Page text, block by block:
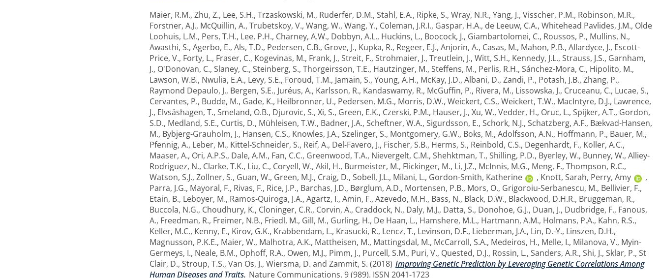
Maier, R.M., Zhu, Z., Lee, S.H., Trzaskowski, M., Ruderfer, D.M., Stahl, E.A., Ripke, S., Wray, N.R., Yang, J., Visscher, P.M., Robinson, M.R.,
Forstner, A.J., McQuillin, A., Trubetskoy, V., Wang, W., Wang, Y., Coleman, J.R.I., Gaspar, H.A., de Leeuw, C.A., Whitehead Pavlides, J.M., Olde
Loohuis, L.M., Pers, T.H., Lee, P.H., Charney, A.W., Dobbyn, A.L., Huckins, L., Boocock, J., Giambartolomei, C., Roussos, P., Mullins, N.,
Awasthi, S., Agerbo, E., Als, T.D., Pedersen, C.B., Grove, J., Kupka, R., Regeer, E.J., Anjorin, A., Casas, M., Mahon, P.B., Allardyce, J., Escott-
Price, V., Forty, L., Fraser, C., Kogevinas, M., Frank, J., Streit, F., Strohmaier, J., Treutlein, J., Witt, S.H., Kennedy, J.L., Strauss, J.S., Garnham,
J., O'Donovan, C., Slaney, C., Steinberg, S., Thorgeirsson, T.E., Hautzinger, M., Steffens, M., Perlis, R.H., Sánchez-Mora, C., Hipolito, M.,
Lawson, W.B., Nwulia, E.A., Levy, S.E., Foroud, T.M., Jamain, S., Young, A.H., McKay, J.D., Albani, D., Zandi, P., Potash, J.B., Zhang, P.,
Raymond Depaulo, J., Bergen, S.E., Juréus, A., Karlsson, R., Kandaswamy, R., McGuffin, P., Rivera, M., Lissowska, J., Cruceanu, C., Lucae, S.,
Cervantes, P., Budde, M., Gade, K., Heilbronner, U., Pedersen, M.G., Morris, D.W., Weickert, C.S., Weickert, T.W., MacIntyre, D.J., Lawrence,
J., Elvsåshagen, T., Smeland, O.B., Djurovic, S., Xi, S., Green, E.K., Czerski, P.M., Hauser, J., Xu, W., Vedder, H., Oruc, L., Spijker, A.T., Gordon,
S.D., Medland, S.E., Curtis, D., Mühleisen, T.W., Badner, J.A., Scheftner, W.A., Sigurdsson, E., Schork, N.J., Schatzberg, A.F., Bækvad-Hansen,
M., Bybjerg-Grauholm, J., Hansen, C.S., Knowles, J.A., Szelinger, S., Montgomery, G.W., Boks, M., Adolfsson, A.N., Hoffmann, P., Bauer, M.,
Pfennig, A., Leber, M., Kittel-Schneider, S., Reif, A., Del-Favero, J., Fischer, S.B., Herms, S., Reinbold, C.S., Degenhardt, F., Koller, A.C.,
Maaser, A., Ori, A.P.S., Dale, A.M., Fan, C.C., Greenwood, T.A., Nievergelt, C.M., Shehktman, T., Shilling, P.D., Byerley, W., Bunney, W., Alliey-
Rodriguez, N., Clarke, T.K., Liu, C., Coryell, W., Akil, H., Burmeister, M., Flickinger, M., Li, J.Z., McInnis, M.G., Meng, F., Thompson, R.C.,
Watson, S.J., Zollner, S., Guan, W., Green, M.J., Craig, D., Sobell, J.L., Milani, L., Gordon-Smith, Katherine , Knott, Sarah, Perry, Amy
,
Parra, J.G., Mayoral, F., Rivas, F., Rice, J.P., Barchas, J.D., Børglum, A.D., Mortensen, P.B., Mors, O., Grigoroiu-Serbanescu, M., Bellivier, F.,
Etain, B., Leboyer, M., Ramos-Quiroga, J.A., Agartz, I., Amin, F., Azevedo, M.H., Bass, N., Black, D.W., Blackwood, D.H.R., Bruggeman, R.,
Buccola, N.G., Choudhury, K., Cloninger, C.R., Corvin, A., Craddock, N., Daly, M.J., Datta, S., Donohoe, G.J., Duan, J., Dudbridge, F., Fanous,
A., Freedman, R., Freimer, N.B., Friedl, M., Gill, M., Gurling, H., De Haan, L., Hamshere, M.L., Hartmann, A.M., Holmans, P.A., Kahn, R.S.,
Keller, M.C., Kenny, E., Kirov, G.K., Krabbendam, L., Krasucki, R., Lencz, T., Levinson, D.F., Lieberman, J.A., Lin, D.-Y., Linszen, D.H.,
Magnusson, P.K.E., Maier, W., Malhotra, A.K., Mattheisen, M., Mattingsdal, M., McCarroll, S.A., Medeiros, H., Melle, I., Milanova, V., Myin-
Germeys, I., Neale, B.M., Ophoff, R.A., Owen, M.J., Pimm, J., Purcell, S.M., Puri, V., Quested, D.J., Rossin, L., Sanders, A.R., Shi, J., Sklar, P., St
Clair, D., Stroup, T.S., Van Os, J., Wiersma, D. and Zammit, S. (2018) Improving Genetic Prediction by Leveraging Genetic Correlations Among
Human Diseases and Traits. Nature Communications, 9 (989). ISSN 2041-1723